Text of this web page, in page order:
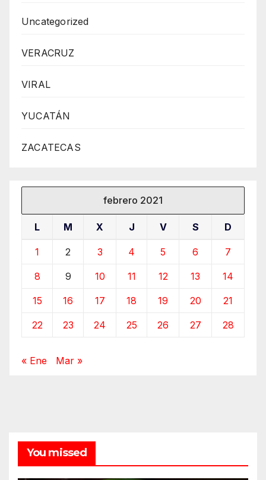
Uncategorized
VERACRUZ
VIRAL
YUCATÁN
ZACATECAS
febrero 2021
L M X J V S D
1 2 3 4 5 6 7
8 9 10 11 12 13 14
15 16 17 18 19 20 21
22 23 24 25 26 27 28
« Ene Mar »
You missed